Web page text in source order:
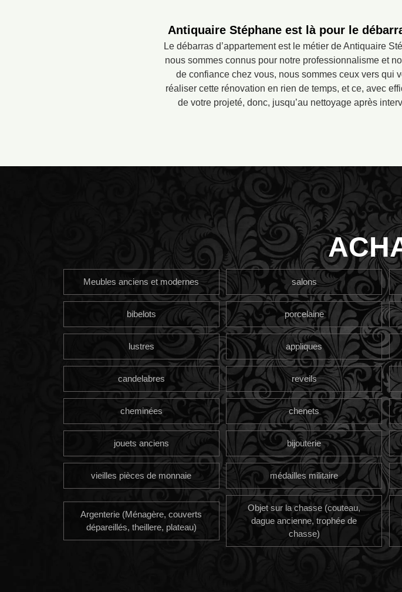
Antiquaire Stéphane est là pour le
Le débarras d’appartement est le métier de Antiquaire
nous sommes connus pour notre professionnalisme et
de confiance chez vous, nous sommes ceux vers qui
réaliser cette rénovation en rien de temps, et ce, avec
de votre projeté, donc, jusqu’au nettoyage après
Meubles anciens et modernes salons
bibelots porcelaine
lustres appliques
candelabres reveils
cheminées chenets
jouets anciens bijouterie
vieilles pièces de monnaie médailles militaire
Argenterie (Ménagère, couverts
dépareillés, theillere, plateau)
Objet sur la chasse (couteau,
dague ancienne, trophée de
chasse)